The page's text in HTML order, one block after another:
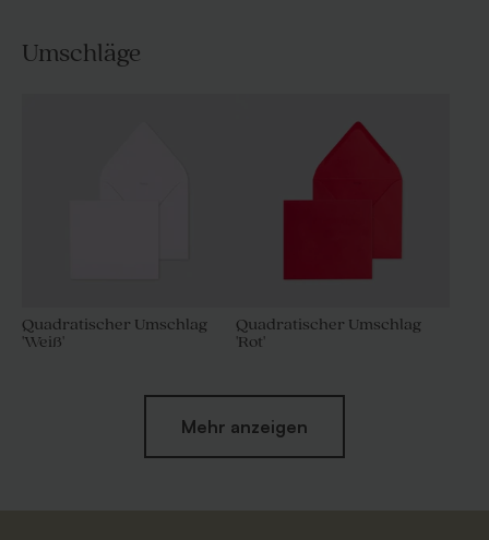
Umschläge
Quadratischer Umschlag
'Weiß'
Quadratischer Umschlag
'Rot'
Mehr anzeigen